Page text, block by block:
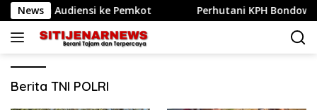
Langsung
ke
konten
News
Audiensi ke Pemkot Perhutani KPH Bondowoso
Berita TNI POLRI